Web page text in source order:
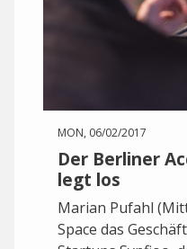
MON, 06/02/2017
Der Berliner
legt los
Marian Pufahl
Space das